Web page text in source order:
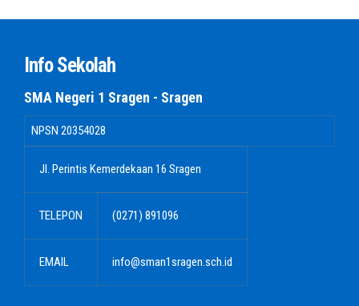
Info Sekolah
SMA Negeri 1 Sragen - Sragen
NPSN 20354028
Jl. Perintis Kemerdekaan 16 Sragen
TELEPON (0271) 891096
EMAIL info@sman1sragen.sch.id